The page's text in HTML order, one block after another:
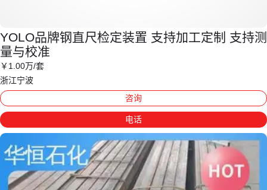
YOLO品牌钢直尺检定装置 支持加工定制 支持测
量与校准
￥ 1.00万/套
浙江宁波
咨询
电话